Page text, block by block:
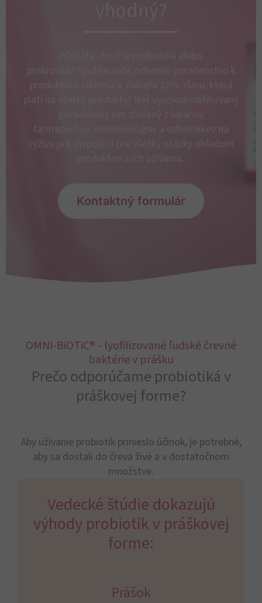
prebiotiká?
Využite naše odborné poradenstvo k
produktom zdarma a získajte 10% zľavu, ktorá
platí na všetky produkty! Náš vysokokvalifikovaný
farmaceutov,
odborníkov na
výživu
je k dispozícii pre všetky otázky ohľadom
produktov a ich užívania.
Kontaktný formulár
OMNi-BiOTiC® - lyofilizované ľudské črevné
baktérie v prášku
Prečo odporúčame probiotiká v
práškovej forme?
Aby užívanie probiotík prinieslo účinok, je potrebné,
aby sa dostali do čreva živé a v dostatočnom
množstve.
Vedecké štúdie dokazujú
výhody probiotík v práškovej
forme:
Prášok